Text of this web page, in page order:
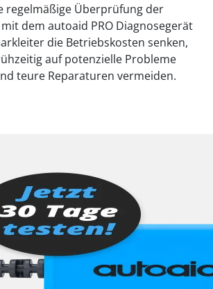
regelmäßige Überprüfung der
dem autoaid PRO Diagnosegerät
die Betriebskosten senken,
auf potenzielle Probleme
teure Reparaturen vermeiden.